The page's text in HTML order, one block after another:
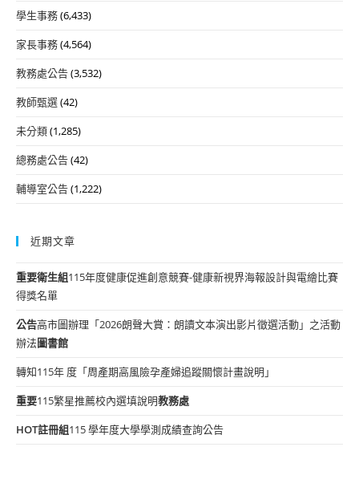
學生事務(6,433)
家長事務(4,564)
教務處公告(3,532)
教師甄選(42)
未分類(1,285)
總務處公告(42)
輔導室公告(1,222)
近期文章
重要衛生組115年度健康促進創意競賽-健康新視界海報設計與電繪比賽
得獎名單
公告高市圖辦理「2026朗聲大賞：朗讀文本演出影片徵選活動」之活動
辦法圖書館
轉知115年 度「周產期高風險孕產婦追蹤關懷計畫說明」
重要115繁星推薦校內選填說明教務處
HOT註冊組115 學年度大學學測成績查詢公告